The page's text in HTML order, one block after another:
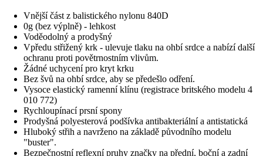
Vnější část z balistického nylonu 840D
0g (bez výplně) - lehkost
Voděodolný a prodyšný
Vpředu střižený krk - ulevuje tlaku na ohbí srdce a nabízí další
ochranu proti povětrnostním vlivům.
Žádné uchycení pro kryt krku
Bez švů na ohbí srdce, aby se předešlo odření.
Vysoce elastický ramenní klínu (registrace britského modelu 4
010 772)
Rychloupínací prsní spony
Prodyšná polyesterová podšívka antibakteriální a antistatická
Hluboký střih a navrženo na základě původního modelu
"buster".
Bezpečnostní reflexní pruhy značky na přední, boční a zadní